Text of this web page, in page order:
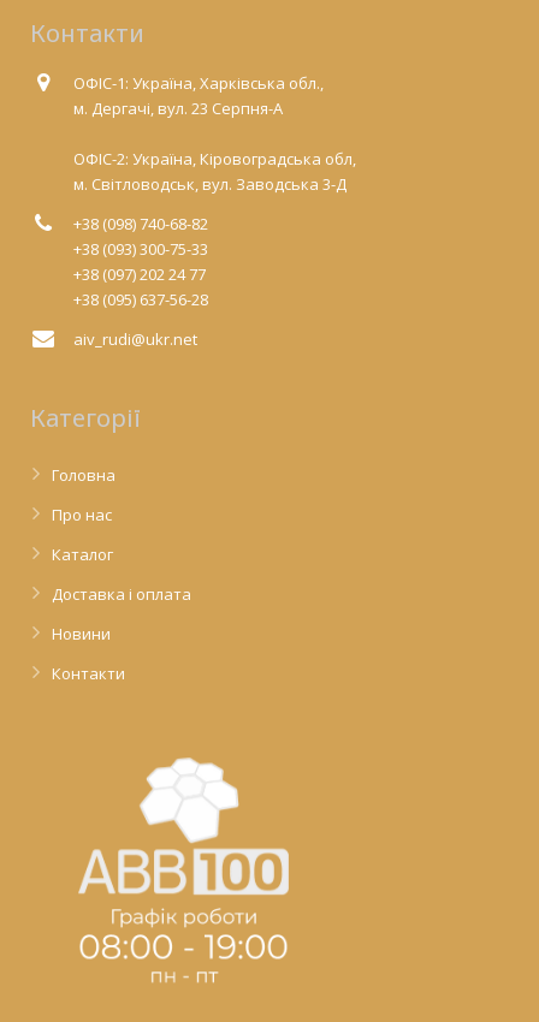
Контакти
ОФІС-1: Україна, Харківська обл.,
м. Дергачі, вул. 23 Серпня-А
ОФІС-2: Україна, Кіровоградська обл,
м. Світловодськ, вул. Заводська 3-Д
+38 (098) 740-68-82
+38 (093) 300-75-33
+38 (097) 202 24 77
+38 (095) 637-56-28
aiv_rudi@ukr.net
Категорії
Головна
Про нас
Каталог
Доставка і оплата
Новини
Контакти